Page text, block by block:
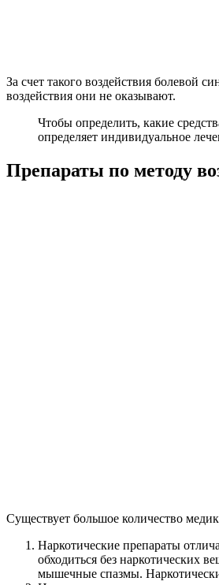
За счет такого воздействия болевой
воздействия они не оказывают.
Чтобы определить, какие
определяет индивидуальное
Препараты по методу
Существует большое количество
Наркотические препараты
обходиться без наркотических
мышечные спазмы.